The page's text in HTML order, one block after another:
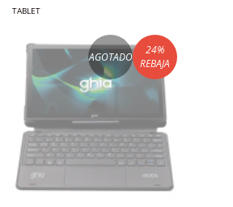
HIERRO / ANDROID 11
TABLET
AGOTADO
24%
REBAJA